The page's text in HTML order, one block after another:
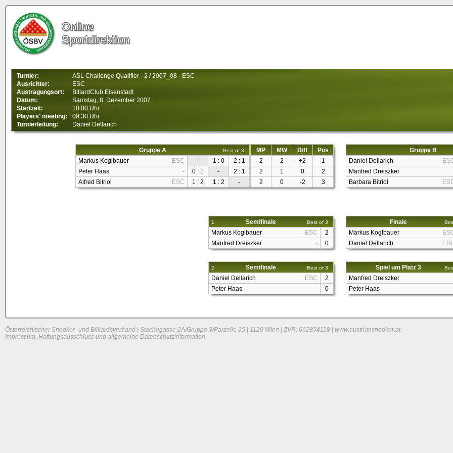
Online
Sportdirektion
Turnier:
ASL Challenge Qualifier - 2 / 2007_08 - ESC
Ausrichter:
ESC
Austragungsort:
BillardClub Eisenstadt
Datum:
Samstag, 8. Dezember 2007
Startzeit:
10:00 Uhr
Players' meeting:
09:30 Uhr
Turnierleitung:
Daniel Dellarich
Gruppe A Best of 3 MP MW Diff
Pos
Markus Koglbauer
ESC - 1 : 0 2 : 1 2 2 +2
1
Peter Haas
- 0 : 1 - 2 : 1 2 1 0
2
Alfred Bitriol
ESC 1 : 2 1 : 2 - 2 0 -2 3
Gruppe B
Daniel Dellarich
Manfred Dreiszker
Barbara Bitriol
1 Semifinale Best of 3
Markus Koglbauer ESC
2
Manfred Dreiszker
- 0
2 Semifinale Best of 3
Daniel Dellarich ESC
2
Peter Haas
- 0
Finale
Markus Koglbauer
Daniel Dellarich
Spiel um Platz 3
Manfred Dreiszker
Peter Haas
Österreichischer Snooker- und Billiardsverband | Stachegasse 2A/Gruppe 3/Parzelle 35 | 1120 Wien | ZVR: 662854118 | www.austriansnooker.at
Impressum, Haftungsausschluss und allgemeine Datenschutzinformation